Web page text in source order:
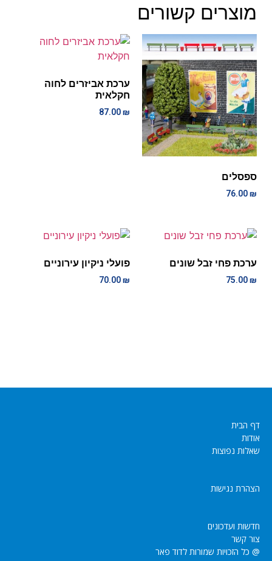
מוצרים קשורים
ספסלים
76.00₪
ערכת אביזרים לחוה
חקלאית
87.00₪
ערכת פחי זבל שונים
75.00₪
פועלי ניקיון עירוניים
70.00₪
דף הבית
אודות
שאלות נפוצות
הצהרת נגישות
חדשות ועדכונים
צור קשר
@ כל הזכויות שמורות לדוד פאר